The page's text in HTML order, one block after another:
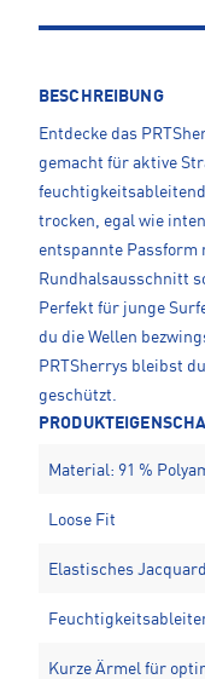
BESCHREIBUNG
Entdecke das
gemacht für aktive
trocken, egal wie
entspannte Passform
Rundhalsausschnitt
Perfekt für junge
du die Wellen
PRTSherrys bleibst
geschützt.
Material: 91 %
Loose Fit
Elastisches
Kurze Ärmel für